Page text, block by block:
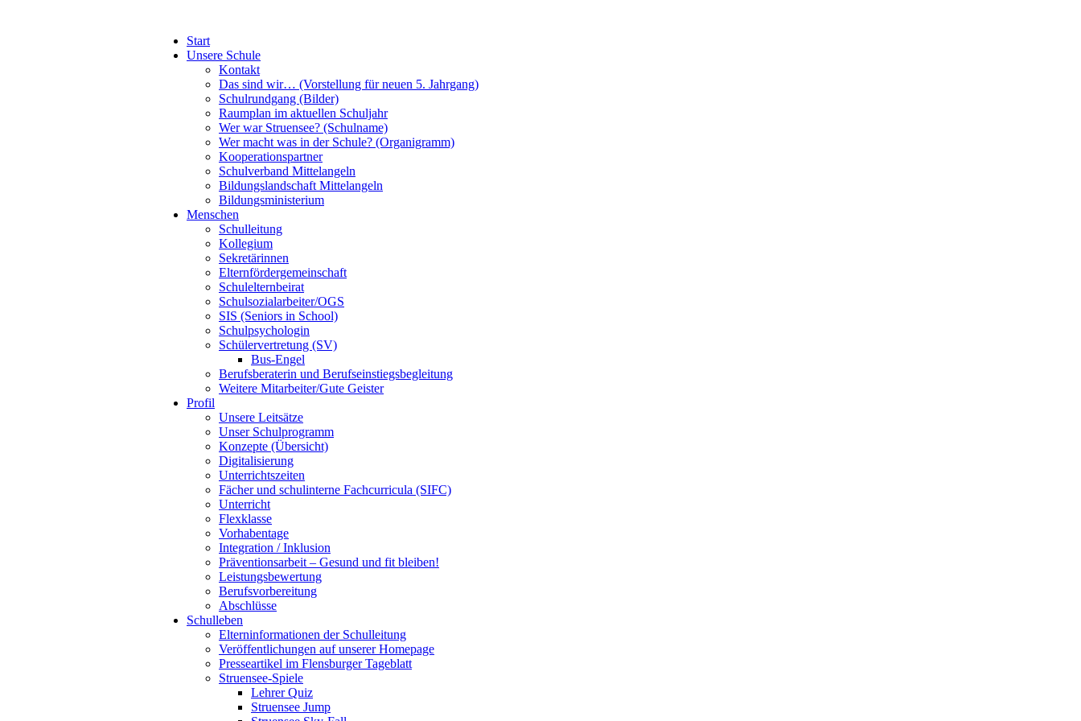
Start
Unsere Schule
Kontakt
Das sind wir… (Vorstellung für neuen 5. Jahrgang)
Schulrundgang (Bilder)
Raumplan im aktuellen Schuljahr
Wer war Struensee? (Schulname)
Wer macht was in der Schule? (Organigramm)
Kooperationspartner
Schulverband Mittelangeln
Bildungslandschaft Mittelangeln
Bildungsministerium
Menschen
Schulleitung
Kollegium
Sekretärinnen
Elternfördergemeinschaft
Schulelternbeirat
Schulsozialarbeiter/OGS
SIS (Seniors in School)
Schulpsychologin
Schülervertretung (SV)
Bus-Engel
Berufsberaterin und Berufseinstiegsbegleitung
Weitere Mitarbeiter/Gute Geister
Profil
Unsere Leitsätze
Unser Schulprogramm
Konzepte (Übersicht)
Digitalisierung
Unterrichtszeiten
Fächer und schulinterne Fachcurricula (SIFC)
Unterricht
Flexklasse
Vorhabentage
Integration / Inklusion
Präventionsarbeit – Gesund und fit bleiben!
Leistungsbewertung
Berufsvorbereitung
Abschlüsse
Schulleben
Elterninformationen der Schulleitung
Veröffentlichungen auf unserer Homepage
Presseartikel im Flensburger Tageblatt
Struensee-Spiele
Lehrer Quiz
Struensee Jump